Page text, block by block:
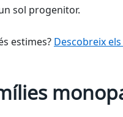
sol progenitor.
estimes? Descobreix